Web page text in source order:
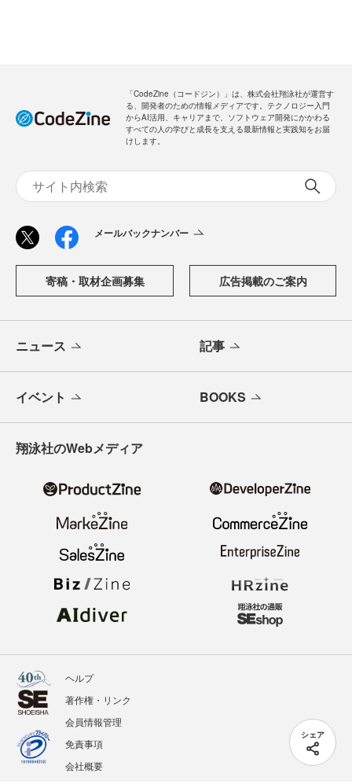
シェア
「CodeZine（コードジン）」は、株式会社翔泳社が運営す
る、開発者のための情報メディアです。テクノロジー入門
からAI活用、キャリアまで、ソフトウェア開発にかかわる
すべての人の学びと成長を支える最新情報と実践知をお届
けします。
メールバックナンバー
寄稿・取材企画募集 広告掲載のご案内
ニュース 記事
イベント BOOKS
翔泳社のWebメディア
ヘルプ
著作権・リンク
会員情報管理
免責事項
会社概要